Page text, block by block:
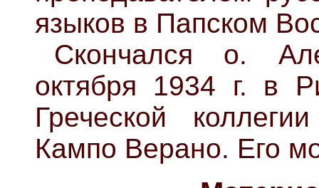
языков в Папском
Скончался о.
октября 1934 г. в
Греческой
Кампо Верано. Его